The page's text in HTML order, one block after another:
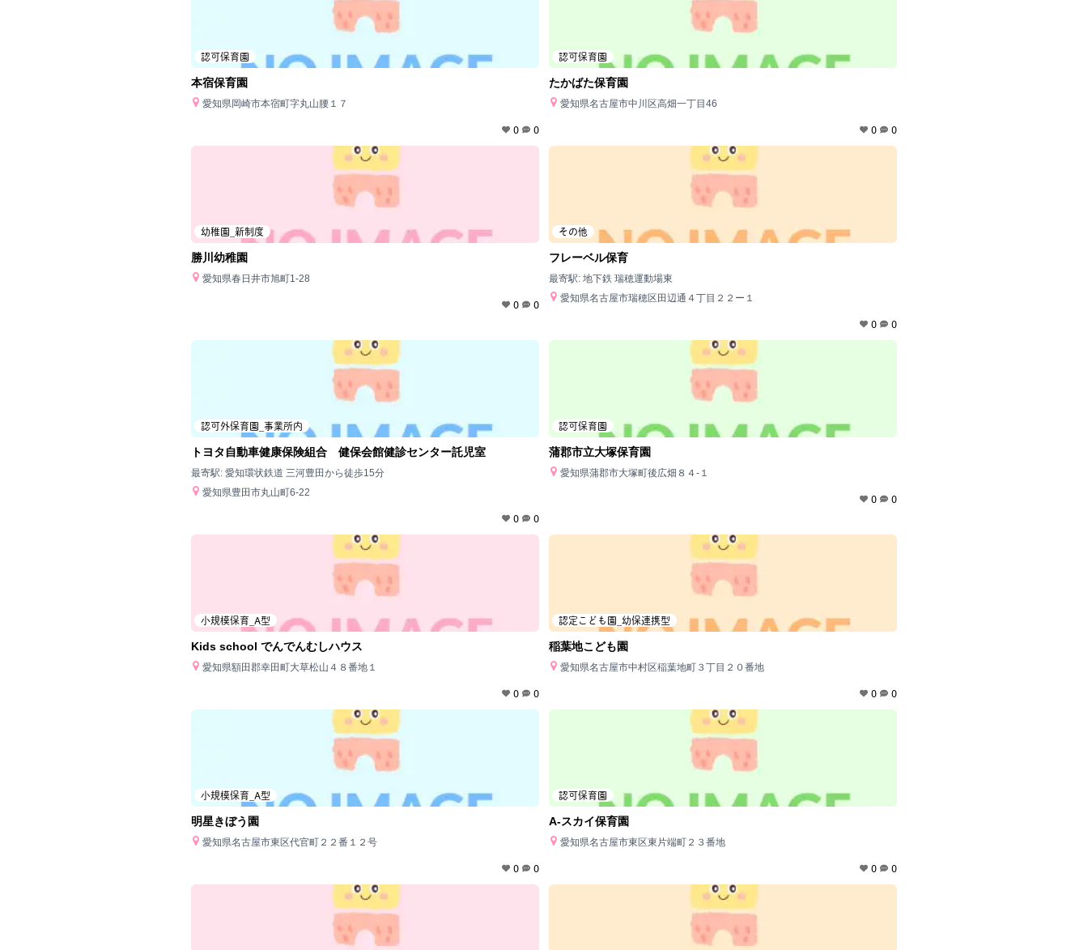
認可保育園
本宿保育園
愛知県岡崎市本宿町字丸山腰１７
0 0
認可保育園
たかばた保育園
愛知県名古屋市中川区高畑一丁目46
0 0
幼稚園_新制度
勝川幼稚園
愛知県春日井市旭町1-28
0 0
その他
フレーベル保育
最寄駅: 地下鉄 瑞穂運動場東
愛知県名古屋市瑞穂区田辺通４丁目２２ー１
0 0
認可外保育園_事業所内
トヨタ自動車健康保険組合 健保会館健診センター託児室
最寄駅: 愛知環状鉄道 三河豊田から徒歩15分
愛知県豊田市丸山町6-22
0 0
認可保育園
蒲郡市立大塚保育園
愛知県蒲郡市大塚町後広畑８４‐１
0 0
小規模保育_A型
Kids school でんでんむしハウス
愛知県額田郡幸田町大草松山４８番地１
0 0
認定こども園_幼保連携型
稲葉地こども園
愛知県名古屋市中村区稲葉地町３丁目２０番地
0 0
小規模保育_A型
明星きぼう園
愛知県名古屋市東区代官町２２番１２号
0 0
認可保育園
A-スカイ保育園
愛知県名古屋市東区東片端町２３番地
0 0